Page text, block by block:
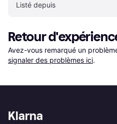
Listé depuis
Retour
Avez-vous remarqué un
signaler des problèmes ici.
Klarna